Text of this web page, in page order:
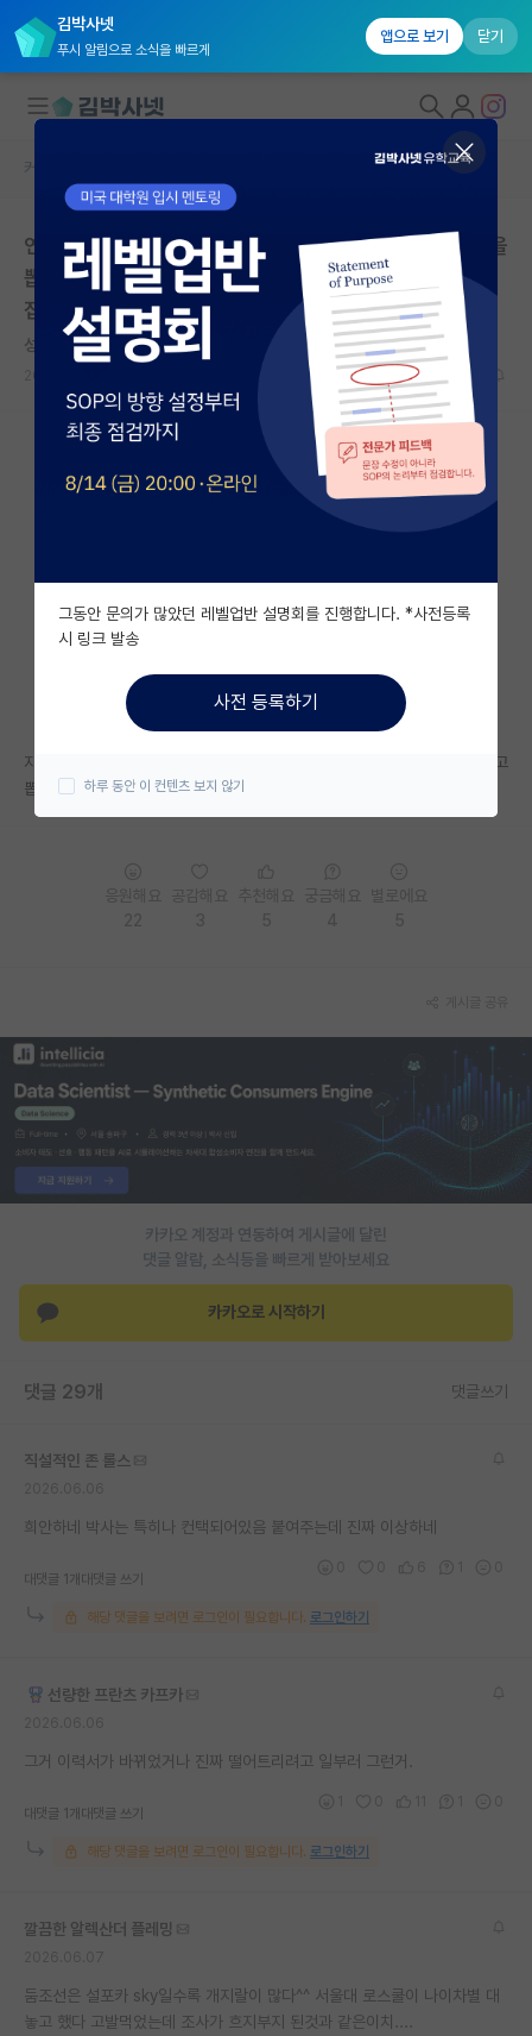
김박사넷
푸시 알림으로 소식을 빠르게
앱으로 보기 닫기
대학원생 모집
국내대학원 정보
연구실&오픈랩
커뮤니티
커뮤니티 홈
전체글보기
베스트 게시판
자유 게시판(아무개랩)
미국 유학 게시판
미국 대학원 합격 후기 게시판
대학원생 모집 게시판
연구실(PI) 홍보 게시판
임용 후기 게시판
PI 전용 게시판
인문사회 계열 게시판
특수/전문대학원 게시판
반도체/AI 게시판
학술 정보 게시판
홍보 게시판
이벤트
반도체 아카데미
재팬라운지 🌸
커뮤니티 홈
연세대 의대 의과학과는 도대체 무슨 생각으로 대학원생을
뽑는거임? 자기소개서하고 출판 논문은 보고 뽑는거? 면
접질문은 생각하고 물어보는거고?
성실한 임마누엘 칸트
자소서 출판논문 연구실분야에 대해서 묻고 그 사람의 자질과 잠재성을 보고
뽑아야지 그냥 아무렇게나 면접보면 안되십니다~ 선생님들..
카카오 계정과 연동하여 게시글에 달린
댓글 알람, 소식등을 빠르게 받아보세요
카카오로 시작하기
댓글 29개 댓글쓰기
직설적인 존 롤스
희안하네 박사는 특히나 컨택되어있음 붙여주는데 진짜 이상하네
대댓글 1개 대댓글 쓰기
해당 댓글을 보려면 로그인이 필요합니다. 로그인하기
선량한 프란츠 카프카
그거 이력서가 바뀌었거나 진짜 떨어트리려고 일부러 그런거.
대댓글 1개 대댓글 쓰기
해당 댓글을 보려면 로그인이 필요합니다. 로그인하기
깔끔한 알렉산더 플레밍
둠조선은 설포카 sky일수록 개지랄이 많다^^ 서울대 로스쿨이 나이차별 대
놓고 했다 고발먹었는데 조사가 흐지부지 된것과 같은이치....
그동안 문의가 많았던 레벨업반 설명회를 진행합니다. *사전등록
시 링크 발송
사전 등록하기
하루 동안 이 컨텐츠 보지 않기